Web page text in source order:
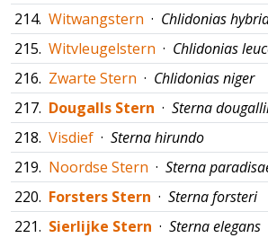
214. Witwangstern · Chlidonias
215. Witvleugelstern · Chlidonias
216. Zwarte Stern · Chlidonias niger
217. Dougalls Stern · Sterna
218. Visdief · Sterna hirundo
219. Noordse Stern · Sterna
220. Forsters Stern · Sterna forsteri
221. Sierlijke Stern · Sterna elegans